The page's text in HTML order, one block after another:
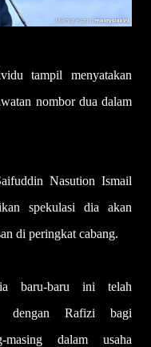
tampil menyatakan
nombor dua dalam
Nasution Ismail
spekulasi dia akan
di peringkat cabang.
baru-baru ini telah
dengan Rafizi bagi
masing dalam usaha